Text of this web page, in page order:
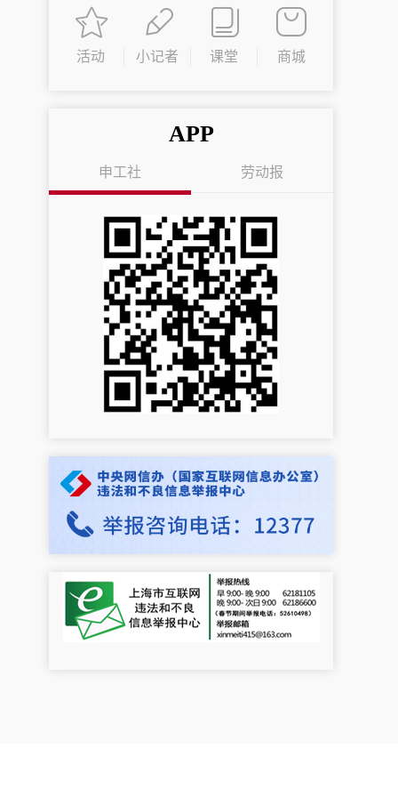
活动 小记者 课堂 商城
APP
申工社 劳动报